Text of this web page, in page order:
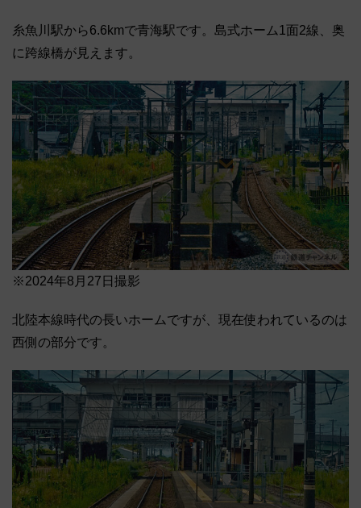
糸魚川駅から6.6kmで青海駅です。島式ホーム1面2線、奥
に跨線橋が見えます。
※2024年8月27日撮影
北陸本線時代の長いホームですが、現在使われているのは
西側の部分です。